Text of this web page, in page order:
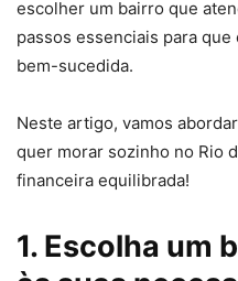
escolher um bairro que
passos essenciais para
bem-sucedida.
Neste artigo, vamos
quer morar sozinho no Rio
financeira equilibrada!
1. Escolha um